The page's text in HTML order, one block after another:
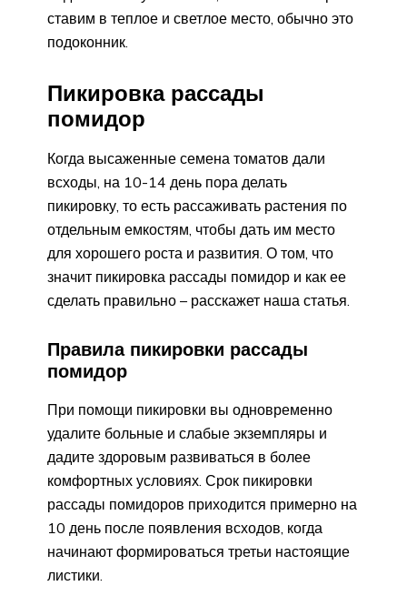
ставим в теплое и светлое место, обычно это
подоконник.
Пикировка рассады
помидор
Когда высаженные семена томатов дали
всходы, на 10-14 день пора делать
пикировку, то есть рассаживать растения по
отдельным емкостям, чтобы дать им место
для хорошего роста и развития. О том, что
значит пикировка рассады помидор и как ее
сделать правильно – расскажет наша статья.
Правила пикировки рассады
помидор
При помощи пикировки вы одновременно
удалите больные и слабые экземпляры и
дадите здоровым развиваться в более
комфортных условиях. Срок пикировки
рассады помидоров приходится примерно на
10 день после появления всходов, когда
начинают формироваться третьи настоящие
листики.